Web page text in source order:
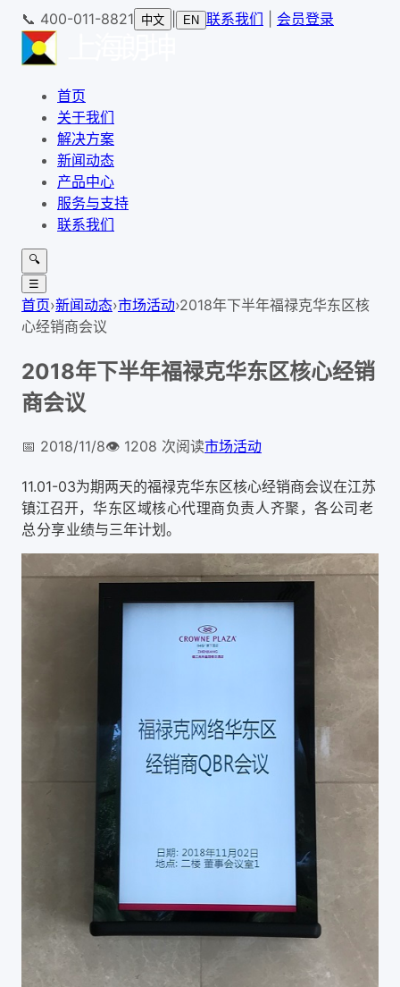
📞 400-011-8821 中文 EN 联系我们 会员登录
首页
关于我们
解决方案
新闻动态
产品中心
服务与支持
联系我们
🔍
☰
首页›新闻动态›市场活动›2018年下半年福禄克华东区核
心经销商会议
2018年下半年福禄克华东区核心经销
商会议
📅 2018/11/8👁️ 1208 次阅读市场活动
11.01-03为期两天的福禄克华东区核心经销商会议在江苏
镇江召开， 华东区域核心代理商负责人齐聚，各公司老
总分享业绩与三年计划。